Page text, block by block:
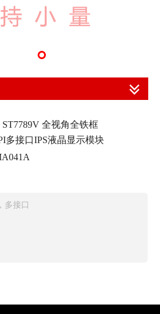
ST7789V 全视角全铁框
多接口IPS液晶显示模块
多接口